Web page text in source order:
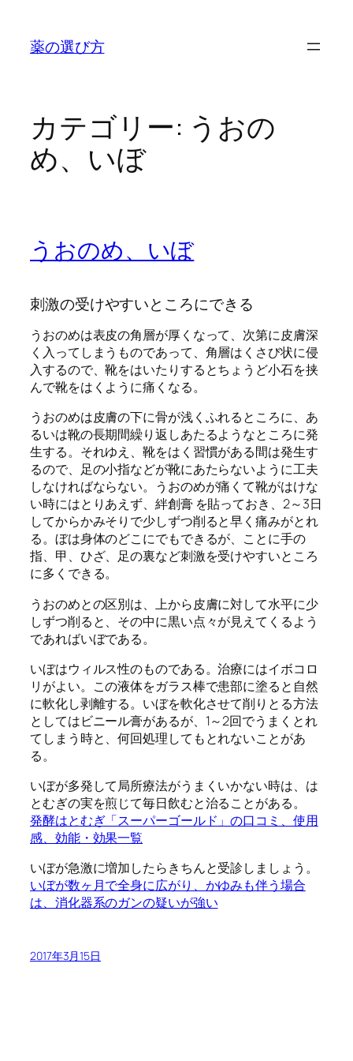
薬の選び方
カテゴリー: うおの
め、いぼ
うおのめ、いぼ
刺激の受けやすいところにできる
うおのめは表皮の角層が厚くなって、次第に皮膚深
く入ってしまうものであって、角層はくさび状に侵
入するので、靴をはいたりするとちょうど小石を挟
んで靴をはくように痛くなる。
うおのめは皮膚の下に骨が浅くふれるところに、あ
るいは靴の長期間繰り返しあたるようなところに発
生する。それゆえ、靴をはく習慣がある間は発生す
るので、足の小指などが靴にあたらないように工夫
しなければならない。うおのめが痛くて靴がはけな
い時にはとりあえず、絆創膏 を貼っておき、2～3日
してからかみそりで少しずつ削ると早く痛みがとれ
る。ぼは身体のどこにでもできるが、ことに手の
指、甲、ひざ、足の裏など刺激を受けやすいところ
に多くできる。
うおのめとの区別は、上から皮膚に対して水平に少
しずつ削ると、その中に黒い点々が見えてくるよう
であればいぼである。
いぼはウィルス性のものである。治療にはイボコロ
リがよい。この液体をガラス棒で患部に塗ると自然
に軟化し剥離する。いぼを軟化させて削りとる方法
としてはビニール膏があるが、1～2回でうまくとれ
てしまう時と、何回処理してもとれないことがあ
る。
いぼが多発して局所療法がうまくいかない時は、は
とむぎの実を煎じて毎日飲むと治ることがある。
発酵はとむぎ「スーパーゴールド」の口コミ、使用
感、効能・効果一覧
いぼが急激に増加したらきちんと受診しましょう。
いぼが数ヶ月で全身に広がり、かゆみも伴う場合
は、消化器系のガンの疑いが強い
2017年3月15日